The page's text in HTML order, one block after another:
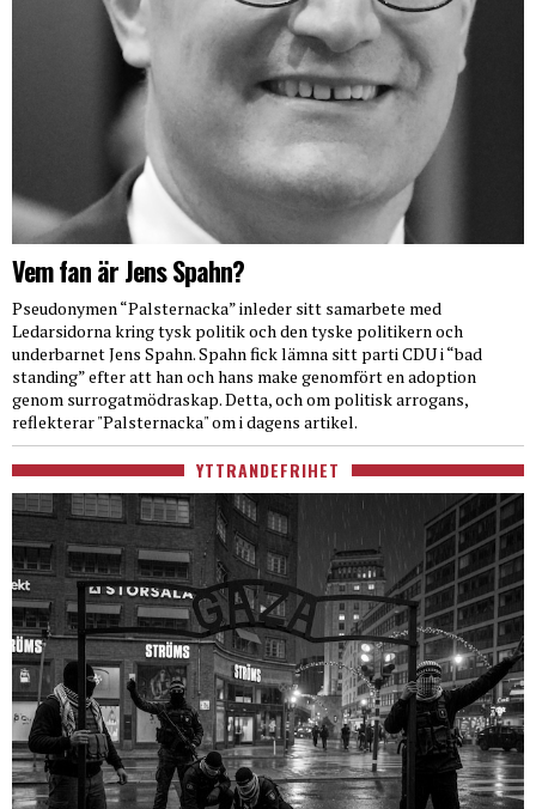
Vem fan är Jens Spahn?
Pseudonymen “Palsternacka” inleder sitt samarbete med
Ledarsidorna kring tysk politik och den tyske politikern och
underbarnet Jens Spahn. Spahn fick lämna sitt parti CDU i “bad
standing” efter att han och hans make genomfört en adoption
genom surrogatmödraskap. Detta, och om politisk arrogans,
reflekterar "Palsternacka" om i dagens artikel.
YTTRANDEFRIHET